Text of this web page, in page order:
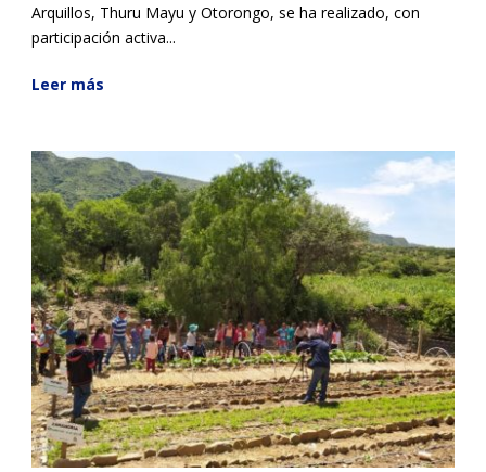
Arquillos, Thuru Mayu y Otorongo, se ha realizado, con
participación activa...
Leer más